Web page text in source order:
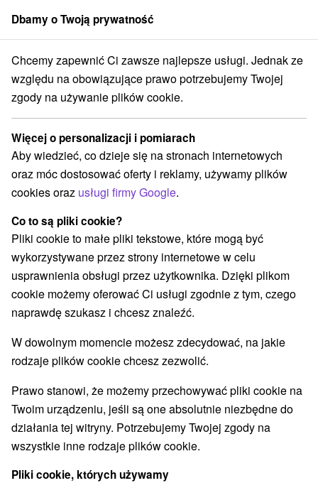
członek grupySorger
Apartmány Stredné Slovensko Žilinský kraj Liptovský Trnovec
Apartmány Liptovský Trnovec
Kategorie
Wszystkie kategorie
Hotele na Slovacji(1)
Apartmány(7) Chaty na prenájom
Kempy Penzióny
Wybierz lokalizację lub datę
WSZYSTKO TOP - BESTSELLERY NAJTAŃSZE
Dbamy o Twoją prywatność
Chcemy zapewnić Ci zawsze najlepsze usługi. Jednak ze
względu na obowiązujące prawo potrzebujemy Twojej
zgody na używanie plików cookie.
Więcej o personalizacji i pomiarach
Aby wiedzieć, co dzieje się na stronach internetowych
oraz móc dostosować oferty i reklamy, używamy plików
cookies oraz usługi firmy Google.
Co to są pliki cookie?
Pliki cookie to małe pliki tekstowe, które mogą być
wykorzystywane przez strony internetowe w celu
usprawnienia obsługi przez użytkownika. Dzięki plikom
cookie możemy oferować Ci usługi zgodnie z tym, czego
naprawdę szukasz i chcesz znaleźć.
W dowolnym momencie możesz zdecydować, na jakie
rodzaje plików cookie chcesz zezwolić.
Prawo stanowi, że możemy przechowywać pliki cookie na
Twoim urządzeniu, jeśli są one absolutnie niezbędne do
działania tej witryny. Potrzebujemy Twojej zgody na
wszystkie inne rodzaje plików cookie.
Pliki cookie, których używamy